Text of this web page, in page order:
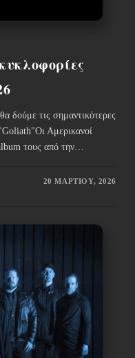
δούμε τις σημαντικότερες
Αμερικανοί
τους από την…
20 ΜΑΡΤΊΟΥ, 2026